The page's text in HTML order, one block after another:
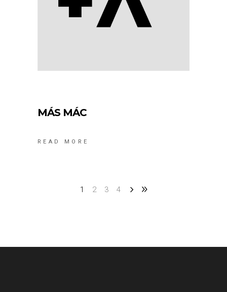
MÁS MÁC
READ MORE
1 2 3 4